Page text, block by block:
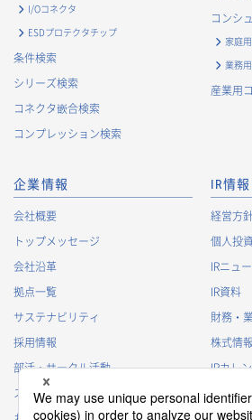
・
契約の履行または事業上必要な取引
・
当社事業および取引に関するアンケ
・
官公庁・各種業界団体等への報告・
採用応募者に関する個人情報
・
採用選考のため
・
当社における採用業務管理のため
・
その他、法令の定め、または法的権
基づく命令・指導等に従った対応
退職者から取得した個人情報
・
退職後の連絡
・
その他、法令の定め、または法的権
基づく命令・指導等に従った対応
I/Oコネクタ
ESDプロテクタチップ
条件検索
シリーズ検索
コネクタ嵌合検索
コンプレッション検索
コンシ
家庭
業務
産業用
企業情報
会社概要
トップメッセージ
会社沿革
拠点一覧
サステナビリティ
採用情報
部活・サークル活動
スポンサー活動
IR情報
経営方
個人投
IRニュ
IR資料
財務・
株式情報
IRカレ
IRに関